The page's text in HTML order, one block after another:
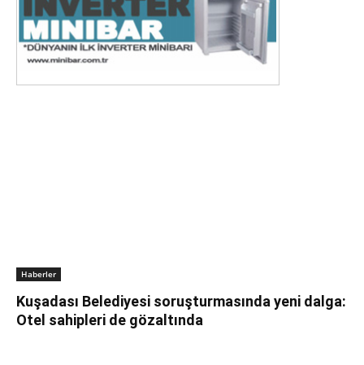
Haberler
Kuşadası Belediyesi soruşturmasında yeni dalga:
Otel sahipleri de gözaltında